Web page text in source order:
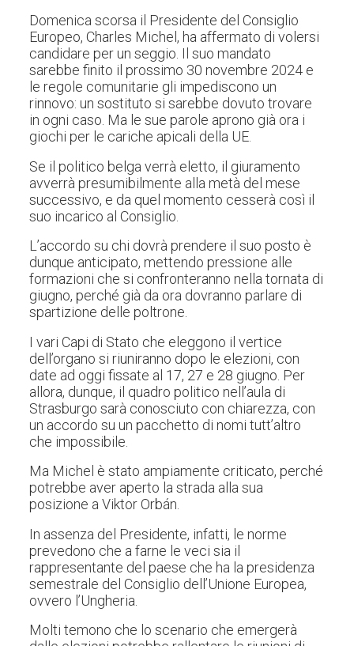
Domenica scorsa il Presidente del Consiglio
Europeo, Charles Michel, ha affermato di volersi
candidare per un seggio. Il suo mandato
sarebbe finito il prossimo 30 novembre 2024 e
le regole comunitarie gli impediscono un
rinnovo: un sostituto si sarebbe dovuto trovare
in ogni caso. Ma le sue parole aprono già ora i
giochi per le cariche apicali della UE
Se il politico belga verrà eletto, il giuramento
avverrà presumibilmente alla metà del mese
successivo, e da quel momento cesserà così il
suo incarico al Consiglio.
L’accordo su chi dovrà prendere il suo posto è
dunque anticipato, mettendo pressione alle
formazioni che si confronteranno nella tornata di
giugno, perché già da ora dovranno parlare di
spartizione delle poltrone.
I vari Capi di Stato che eleggono il vertice
dell’organo si riuniranno dopo le elezioni, con
date ad oggi fissate al 17, 27 e 28 giugno. Per
allora, dunque, il quadro politico nell’aula di
Strasburgo sarà conosciuto con chiarezza, con
un accordo su un pacchetto di nomi tutt’altro
che impossibile.
Ma Michel è stato ampiamente criticato, perché
potrebbe aver aperto la strada alla sua
posizione a Viktor Orbán.
In assenza del Presidente, infatti, le norme
prevedono che a farne le veci sia il
rappresentante del paese che ha la presidenza
semestrale del Consiglio dell’Unione Europea,
ovvero l’Ungheria.
Molti temono che lo scenario che emergerà